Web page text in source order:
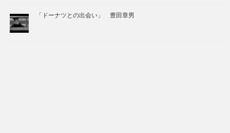
「ドーナツとの出会い」 豊田章男